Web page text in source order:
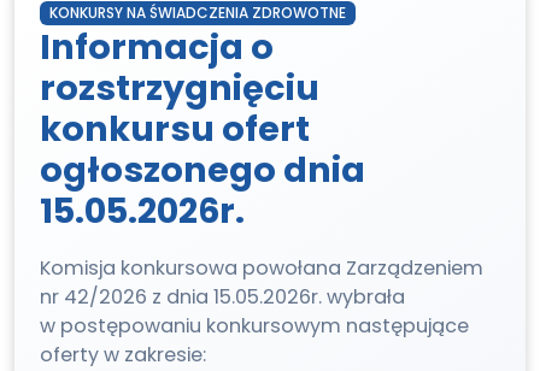
KONKURSY NA ŚWIADCZENIA ZDROWOTNE
Informacja o
rozstrzygnięciu
konkursu ofert
ogłoszonego dnia
15.05.2026r.
Komisja konkursowa powołana Zarządzeniem
nr 42/2026 z dnia 15.05.2026r. wybrała
w postępowaniu konkursowym następujące
oferty w zakresie: